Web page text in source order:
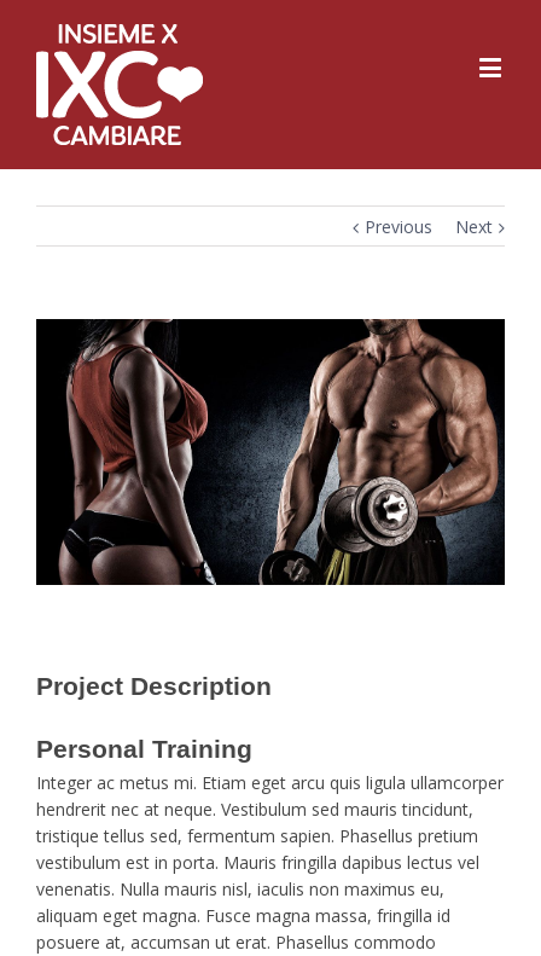
Previous Next
Project Description
Personal Training
Integer ac metus mi. Etiam eget arcu quis ligula ullamcorper
hendrerit nec at neque. Vestibulum sed mauris tincidunt,
tristique tellus sed, fermentum sapien. Phasellus pretium
vestibulum est in porta. Mauris fringilla dapibus lectus vel
venenatis. Nulla mauris nisl, iaculis non maximus eu,
aliquam eget magna. Fusce magna massa, fringilla id
posuere at, accumsan ut erat. Phasellus commodo